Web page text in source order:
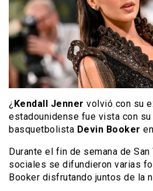
¿ Kendall Jenner volvió con su
estadounidense fue vista con
basquetbolista Devin Booker
Durante el fin de semana de
sociales se difundieron varias
Booker disfrutando juntos de la